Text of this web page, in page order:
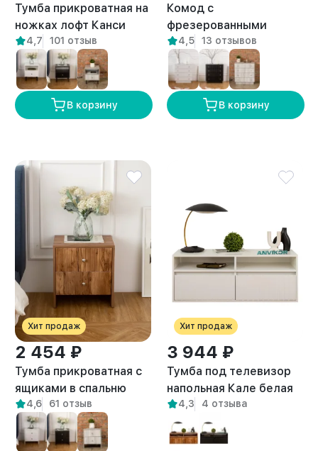
Тумба прикроватная на
ножках лофт Канси
амаретто
4,7 101 отзыв
В корзину
Комод с
фрезерованными
фасадами с
выдвижными ящиками
Лиму амаретто
4,5 13 отзывов
В корзину
Хит продаж
2 454 ₽
Тумба прикроватная с
ящиками в спальню
Токко амаретто
4,6 61 отзыв
Хит продаж
3 944 ₽
Тумба под телевизор
напольная Кале белая
4,3 4 отзыва